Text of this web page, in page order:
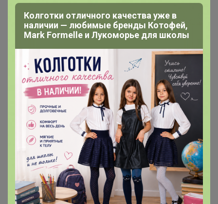
nina74
Великий магистр
В теме "ВСЁ В НАЛИЧИИ: СКИДКИ на LABUBU,
WAKUKU и другие трендовые игрушки"
28 сентября, 2025 09:57
спасибо
nina74
Великий магистр
В теме "ВСЁ В НАЛИЧИИ: СКИДКИ на LABUBU,
Колготки отличного качества уже в
наличии — любимые бренды Котофей,
Mark Formelle и Лукоморье для школы